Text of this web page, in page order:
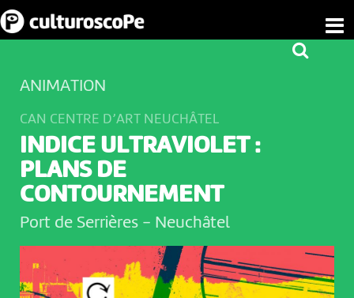
ANIMATION
CAN CENTRE D’ART NEUCHÂTEL
INDICE ULTRAVIOLET :
PLANS DE
CONTOURNEMENT
Port de Serrières - Neuchâtel